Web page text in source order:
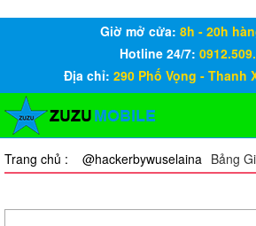
Giờ mở cửa: 8h - 20h
Hotline 24/7:
Địa chỉ: 290 Phố Vọng - Thanh
Trang chủ :
@hackerbywuselaina Bảng